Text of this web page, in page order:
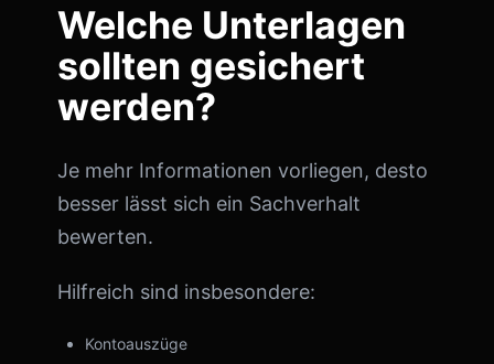
Welche Unterlagen
sollten gesichert
werden?
Je mehr Informationen vorliegen, desto
besser lässt sich ein Sachverhalt
bewerten.
Hilfreich sind insbesondere:
Kontoauszüge